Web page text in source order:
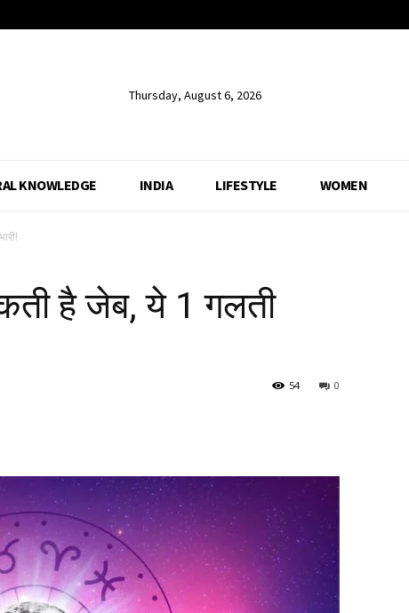
Thursday, August 6, 2026
KNOWLEDGE INDIA LIFESTYLE WOMEN
है जेब, ये 1 गलती
0
54